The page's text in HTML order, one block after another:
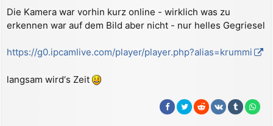
i
t
g
Die Kamera war vorhin kurz online - wirklich was zu
erkennen war auf dem Bild aber nicht - nur helles Gegriesel
https://g0.ipcamlive.com/player/player.php?alias=krummi
langsam wird‘s Zeit